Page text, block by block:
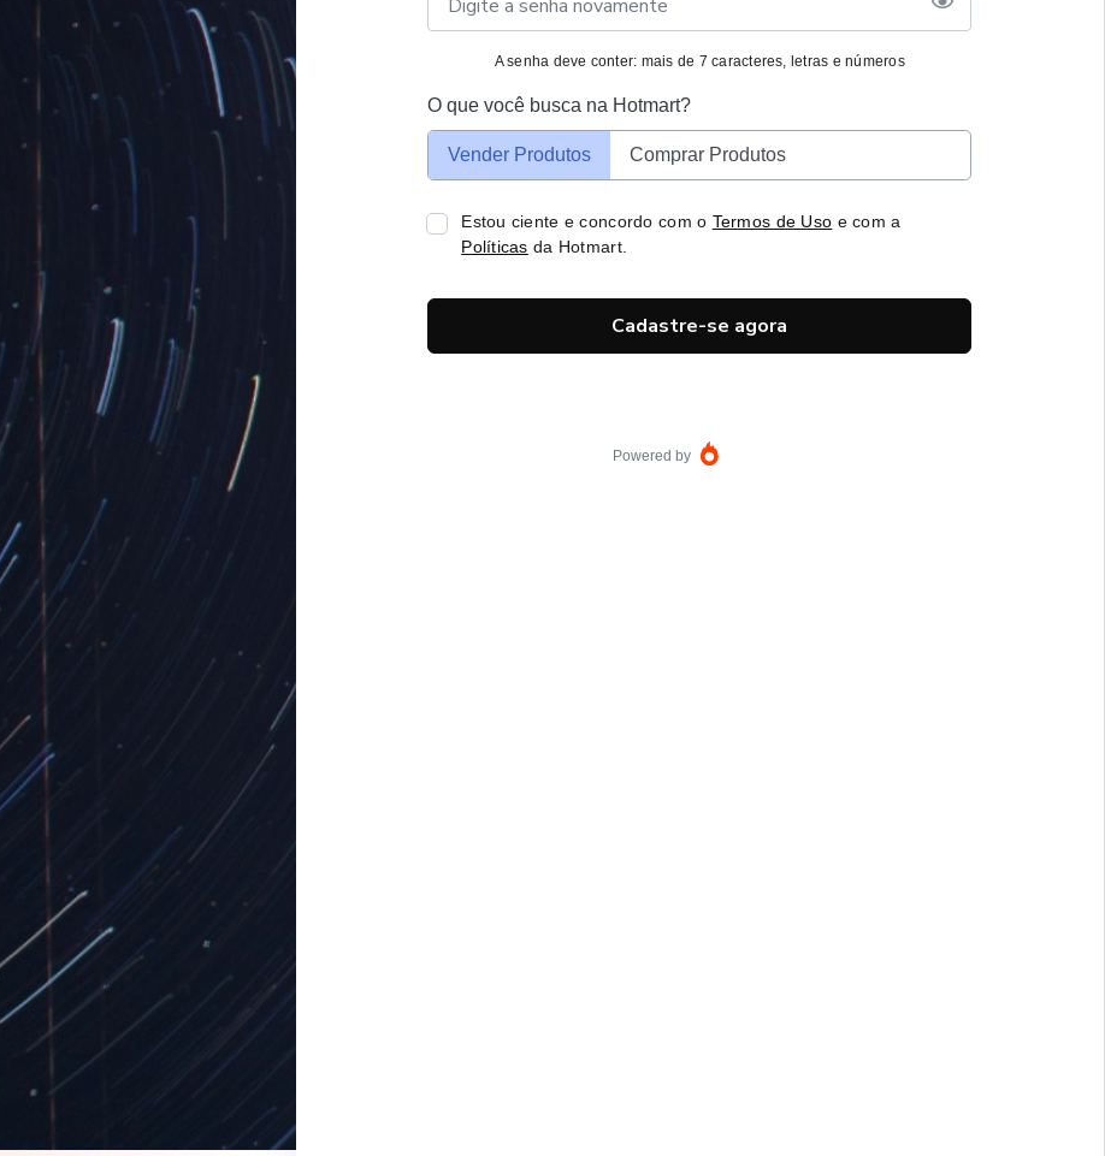
A senha deve conter: mais de 7 caracteres, letras e números
O que você busca na Hotmart?
Vender Produtos Comprar Produtos
Estou ciente e concordo com o Termos de Uso e com a
Políticas da Hotmart.
Cadastre-se agora
Powered by